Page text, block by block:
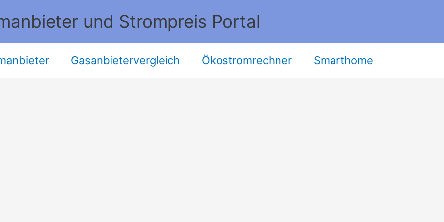
und Strompreis Portal
Gasanbietervergleich Ökostromrechner Smarthome